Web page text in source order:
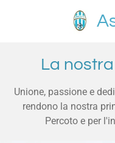
principaleLa
Unione, passione e
rendono la nostra
Percoto e per